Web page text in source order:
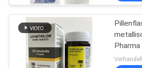
FABRIK-
AUSFLUG
Etiketten der